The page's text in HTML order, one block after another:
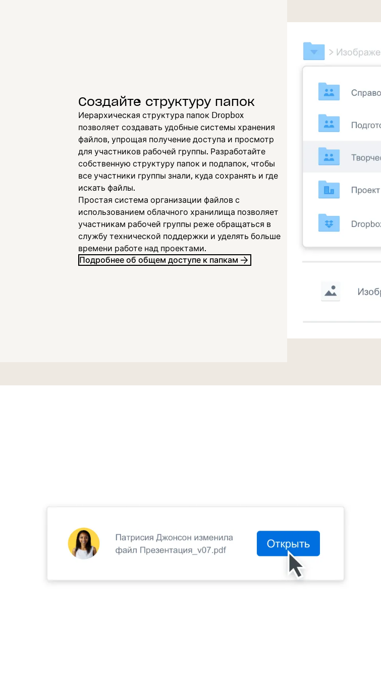
Создайте структуру папок
Иерархическая структура папок Dropbox
позволяет создавать удобные системы хранения
файлов, упрощая получение доступа и просмотр
для участников рабочей группы. Разработайте
собственную структуру папок и подпапок, чтобы
все участники группы знали, куда сохранять и где
искать файлы.
Простая система организации файлов с
использованием облачного хранилища позволяет
участникам рабочей группы реже обращаться в
службу технической поддержки и уделять больше
времени работе над проектами.
Подробнее об общем доступе к папкам